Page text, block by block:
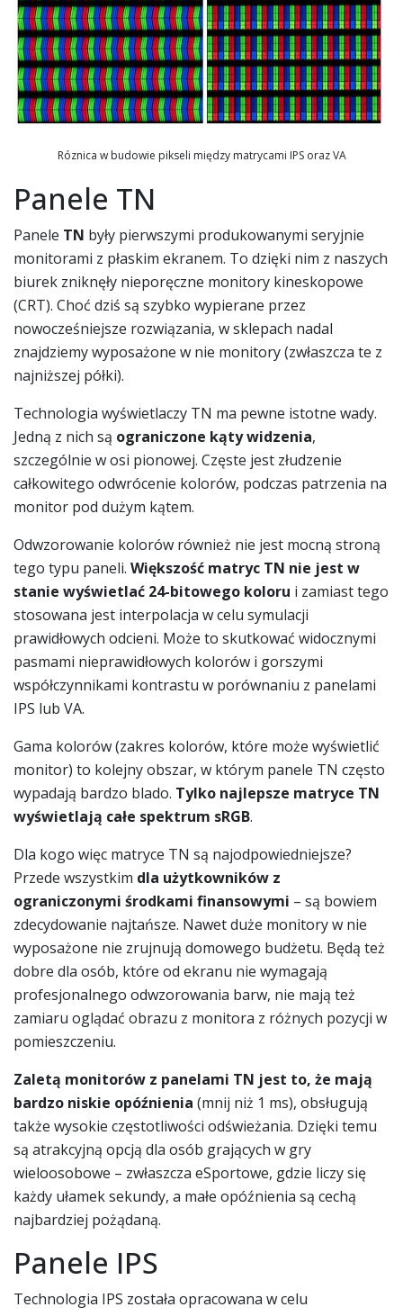
Róznica w budowie pikseli między matrycami IPS oraz VA
Panele TN
Panele TN były pierwszymi produkowanymi seryjnie
monitorami z płaskim ekranem. To dzięki nim z naszych
biurek zniknęły nieporęczne monitory kineskopowe
(CRT). Choć dziś są szybko wypierane przez
nowocześniejsze rozwiązania, w sklepach nadal
znajdziemy wyposażone w nie monitory (zwłaszcza te z
najniższej półki).
Technologia wyświetlaczy TN ma pewne istotne wady.
Jedną z nich są ograniczone kąty widzenia,
szczególnie w osi pionowej. Częste jest złudzenie
całkowitego odwrócenie kolorów, podczas patrzenia na
monitor pod dużym kątem.
Odwzorowanie kolorów również nie jest mocną stroną
tego typu paneli. Większość matryc TN nie jest w
stanie wyświetlać 24-bitowego koloru i zamiast tego
stosowana jest interpolacja w celu symulacji
prawidłowych odcieni. Może to skutkować widocznymi
pasmami nieprawidłowych kolorów i gorszymi
współczynnikami kontrastu w porównaniu z panelami
IPS lub VA.
Gama kolorów (zakres kolorów, które może wyświetlić
monitor) to kolejny obszar, w którym panele TN często
wypadają bardzo blado. Tylko najlepsze matryce TN ​​
wyświetlają całe spektrum sRGB.
Dla kogo więc matryce TN są najodpowiedniejsze?
Przede wszystkim dla użytkowników z
ograniczonymi środkami finansowymi – są bowiem
zdecydowanie najtańsze. Nawet duże monitory w nie
wyposażone nie zrujnują domowego budżetu. Będą też
dobre dla osób, które od ekranu nie wymagają
profesjonalnego odwzorowania barw, nie mają też
zamiaru oglądać obrazu z monitora z różnych pozycji w
pomieszczeniu.
Zaletą monitorów z panelami TN jest to, że mają
bardzo niskie opóźnienia (mnij niż 1 ms), obsługują
także wysokie częstotliwości odświeżania. Dzięki temu
są atrakcyjną opcją dla osób grających w gry
wieloosobowe – zwłaszcza eSportowe, gdzie liczy się
każdy ułamek sekundy, a małe opóźnienia są cechą
najbardziej pożądaną.
Panele IPS
Technologia IPS została opracowana w celu